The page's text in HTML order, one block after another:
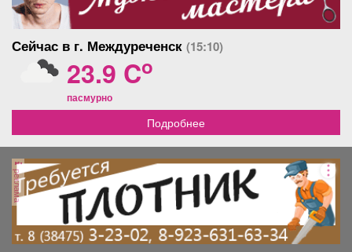
Сейчас в г. Междуреченск (15:10)
23.9 Co
пасмурно
Подробнее
реклама